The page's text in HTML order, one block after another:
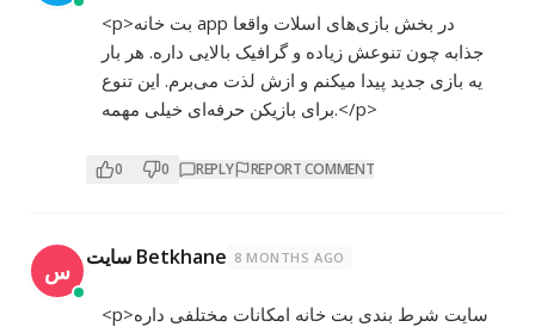
<p>بت خانه app در بخش بازی‌های اسلات واقعا
جذابه چون تنوعش زیاده و گرافیک بالایی داره. هر بار
یه بازی جدید پیدا میکنم و ازش لذت می‌برم. این تنوع
برای بازیکن حرفه‌ای خیلی مهمه.</p>
0 0 REPLY REPORT COMMENT
س سایت Betkhane 8 MONTHS AGO
<p>سایت شرط بندی بت خانه امکانات مختلفی داره